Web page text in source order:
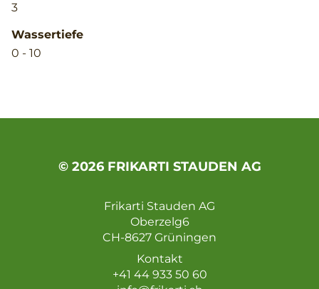
3
Wassertiefe
0 - 10
© 2026 FRIKARTI STAUDEN AG
Frikarti Stauden AG
Oberzelg6
CH-8627 Grüningen
Kontakt
+41 44 933 50 60